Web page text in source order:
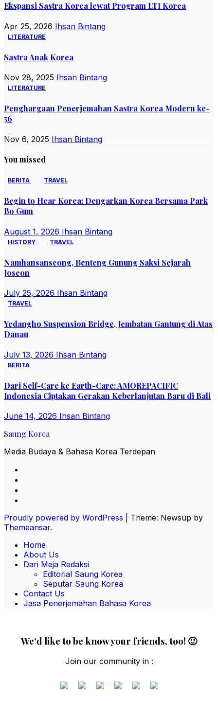
Ekspansi Sastra Korea lewat Program LTI Korea
Apr 25, 2026 Ihsan Bintang
LITERATURE
Sastra Anak Korea
Nov 28, 2025 Ihsan Bintang
LITERATURE
Penghargaan Penerjemahan Sastra Korea Modern ke-
56
Nov 6, 2025 Ihsan Bintang
You missed
BERITA TRAVEL
Begin to Hear Korea: Dengarkan Korea Bersama Park
Bo Gum
August 1, 2026 Ihsan Bintang
HISTORY TRAVEL
Namhansanseong, Benteng Gunung Saksi Sejarah
Joseon
July 25, 2026 Ihsan Bintang
TRAVEL
Yedangho Suspension Bridge, Jembatan Gantung di Atas
Danau
July 13, 2026 Ihsan Bintang
BERITA
Dari Self-Care ke Earth-Care: AMOREPACIFIC
Indonesia Ciptakan Gerakan Keberlanjutan Baru di Bali
June 14, 2026 Ihsan Bintang
Saung Korea
Media Budaya & Bahasa Korea Terdepan
Proudly powered by WordPress
Theme: Newsup by
Themeansar.
Home
About Us
Dari Meja Redaksi
Editorial Saung Korea
Seputar Saung Korea
Contact Us
Jasa Penerjemahan Bahasa Korea
We’d like to be know your friends, too! 🙂
Join our community in :